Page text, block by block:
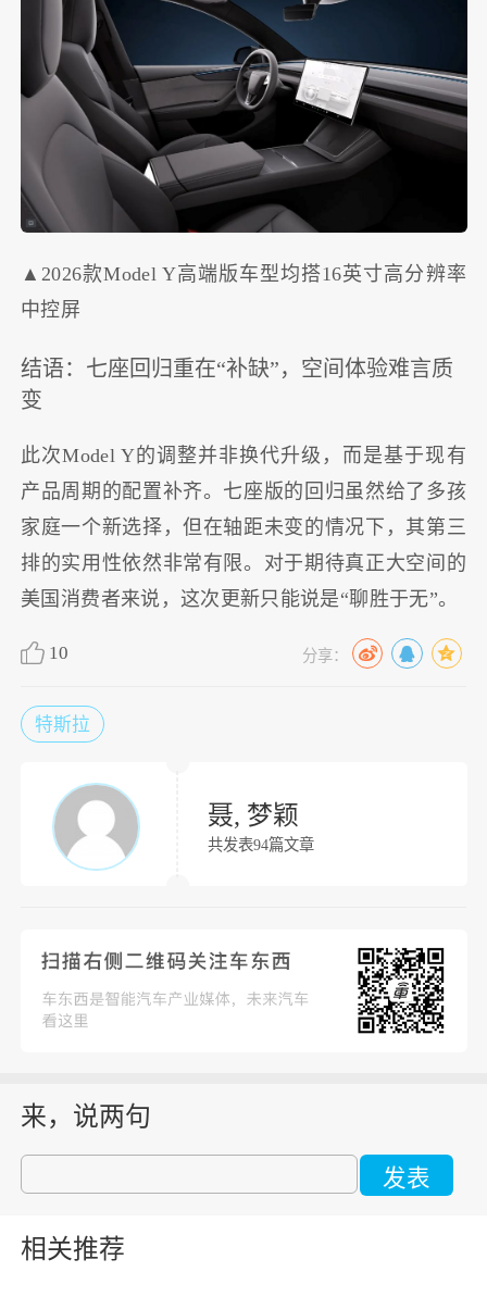
▲2026款Model Y高端版车型均搭16英寸高分辨率
中控屏
结语：七座回归重在“补缺”，空间体验难言质
变
此次Model Y的调整并非换代升级，而是基于现有
产品周期的配置补齐。七座版的回归虽然给了多孩
家庭一个新选择，但在轴距未变的情况下，其第三
排的实用性依然非常有限。对于期待真正大空间的
美国消费者来说，这次更新只能说是“聊胜于无”。
10 分享：
特斯拉
聂, 梦颖
共发表94篇文章
来，说两句
发表
相关推荐